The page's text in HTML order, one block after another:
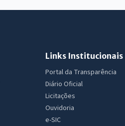
Links Institucionais
Portal da Transparência
Diário Oficial
Licitações
Ouvidoria
e-SIC